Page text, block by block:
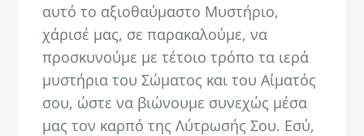
αυτό το αξιοθαύμαστο Μυστήριο,
χάρισέ μας, σε παρακαλούμε, να
προσκυνούμε με τέτοιο τρόπο τα ιερά
μυστήρια του Σώματος και του Αίματός
σου, ώστε να βιώνουμε συνεχώς μέσα
μας τον καρπό της Λύτρωσής Σου. Εσύ,